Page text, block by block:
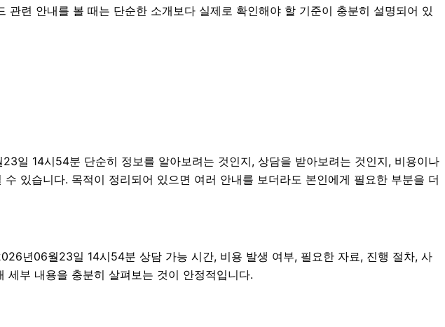
련 안내를 볼 때는 단순한 소개보다 실제로 확인해야 할 기준이 충분히 설명되어 있
일 14시54분 단순히 정보를 알아보려는 것인지, 상담을 받아보려는 것인지, 비용이나
있습니다. 목적이 정리되어 있으면 여러 안내를 보더라도 본인에게 필요한 부분을 더
년06월23일 14시54분 상담 가능 시간, 비용 발생 여부, 필요한 자료, 진행 절차, 사
부 내용을 충분히 살펴보는 것이 안정적입니다.